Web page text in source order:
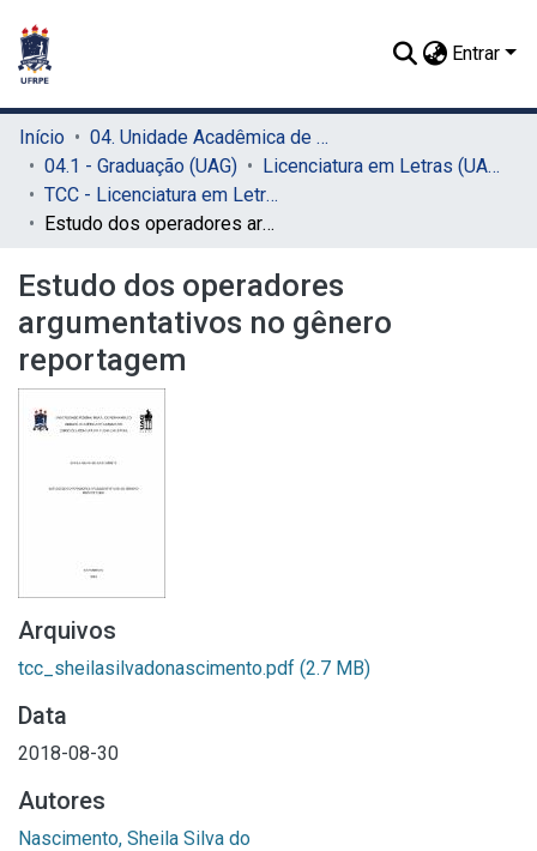
Entrar
Início
04. Unidade Acadêmica de Garanhuns (UAG)
04.1 - Graduação (UAG)
Licenciatura em Letras (UAG)
TCC - Licenciatura em Letras (UAG)
Estudo dos operadores argumentativos no gênero reportagem
Estudo dos operadores
argumentativos no gênero
reportagem
Arquivos
tcc_sheilasilvadonascimento.pdf (2.7 MB)
Data
2018-08-30
Autores
Nascimento, Sheila Silva do